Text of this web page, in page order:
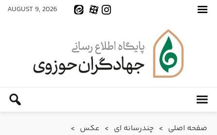
AUGUST 9, 2026
صفحه اصلی > چندرسانه ای > عکس >